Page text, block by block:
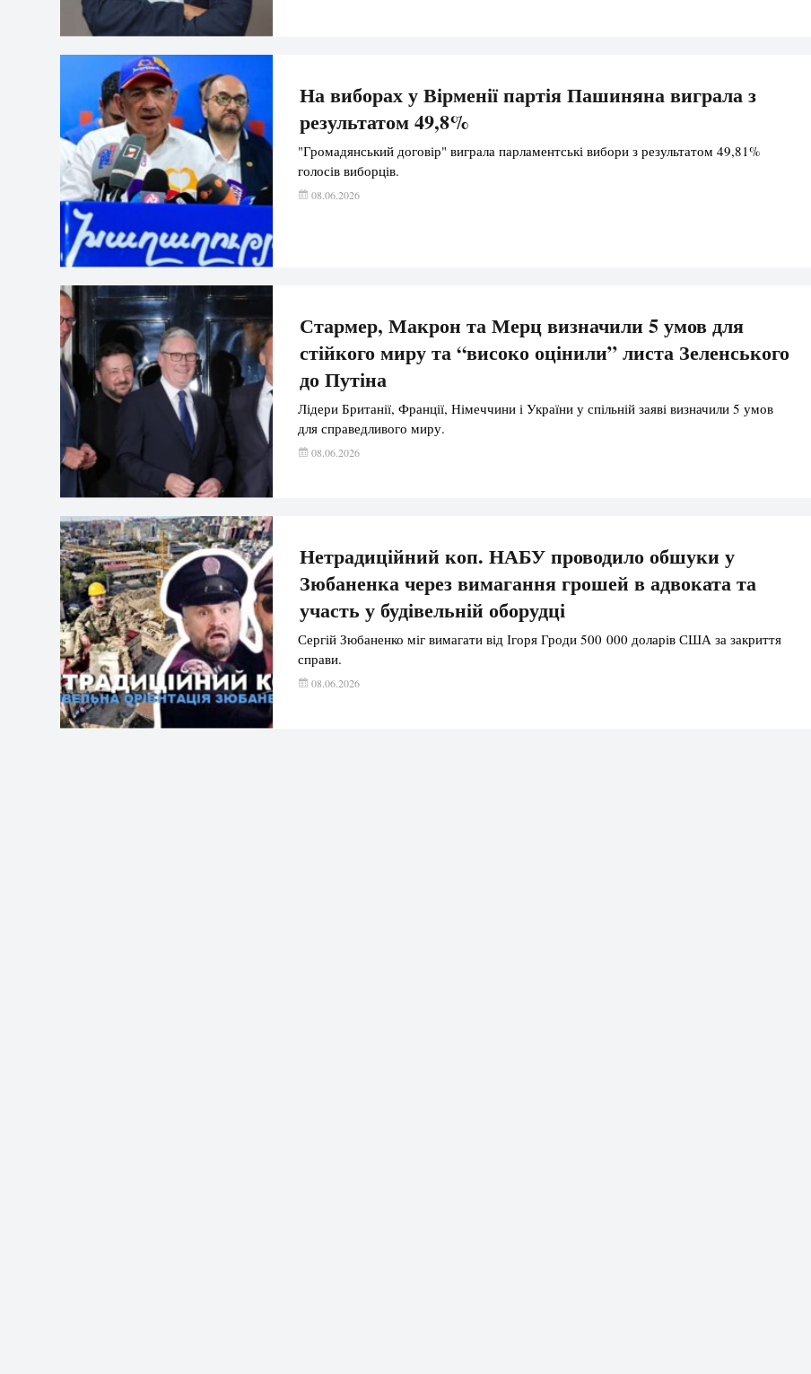
На виборах у Вірменії партія Пашиняна виграла з
результатом 49,8%
"Громадянський договір" виграла парламентські вибори з результатом 49,81%
голосів виборців.
08.06.2026
Стармер, Макрон та Мерц визначили 5 умов для
стійкого миру та “високо оцінили” листа Зеленського
до Путіна
Лідери Британії, Франції, Німеччини і України у спільній заяві визначили 5 умов
для справедливого миру.
08.06.2026
Нетрадиційний коп. НАБУ проводило обшуки у
Зюбаненка через вимагання грошей в адвоката та
участь у будівельній оборудці
Сергій Зюбаненко міг вимагати від Ігоря Гроди 500 000 доларів США за закриття
справи.
08.06.2026